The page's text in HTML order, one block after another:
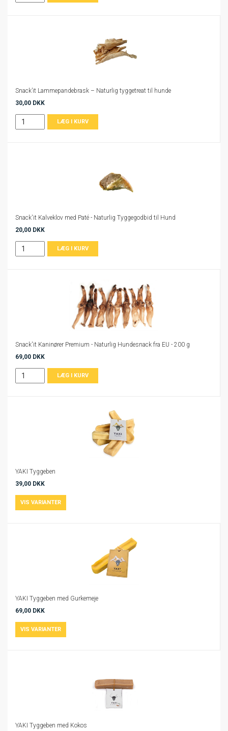
Snack’it Lammepandebrask – Naturlig tyggetreat til hunde
30,00 DKK
Snack'it Kalveklov med Paté - Naturlig Tyggegodbid til Hund
20,00 DKK
Snack'it Kaninører Premium - Naturlig Hundesnack fra EU - 200 g
69,00 DKK
YAKI Tyggeben
39,00 DKK
YAKI Tyggeben med Gurkemeje
69,00 DKK
YAKI Tyggeben med Kokos